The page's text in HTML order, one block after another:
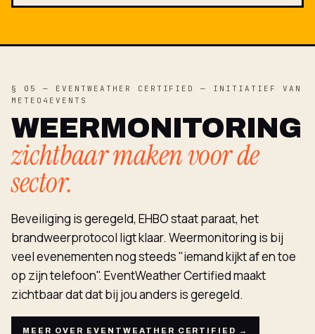
§ 05 — EVENTWEATHER CERTIFIED — INITIATIEF VAN
METEO4EVENTS
WEERMONITORING
zichtbaar maken voor de
sector.
Beveiliging is geregeld, EHBO staat paraat, het
brandweerprotocol ligt klaar. Weermonitoring is bij
veel evenementen nog steeds "iemand kijkt af en toe
op zijn telefoon". EventWeather Certified maakt
zichtbaar dat dat bij jou anders is geregeld.
MEER OVER EVENTWEATHER CERTIFIED →